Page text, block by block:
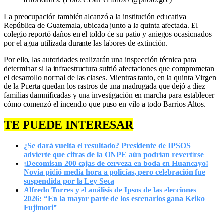
La preocupación también alcanzó a la institución educativa
República de Guatemala, ubicada junto a la quinta afectada. El
colegio reportó daños en el toldo de su patio y aniegos ocasionados
por el agua utilizada durante las labores de extinción.
Por ello, las autoridades realizarán una inspección técnica para
determinar si la infraestructura sufrió afectaciones que comprometan
el desarrollo normal de las clases. Mientras tanto, en la quinta Virgen
de la Puerta quedan los rastros de una madrugada que dejó a diez
familias damnificadas y una investigación en marcha para establecer
cómo comenzó el incendio que puso en vilo a todo Barrios Altos.
TE PUEDE INTERESAR
¿Se dará vuelta el resultado? Presidente de IPSOS
advierte que cifras de la ONPE aún podrían revertirse
¡Decomisan 200 cajas de cerveza en boda en Huancayo!
Novia pidió media hora a policías, pero celebración fue
suspendida por la Ley Seca
Alfredo Torres y el análisis de Ipsos de las elecciones
2026: “En la mayor parte de los escenarios gana Keiko
Fujimori”